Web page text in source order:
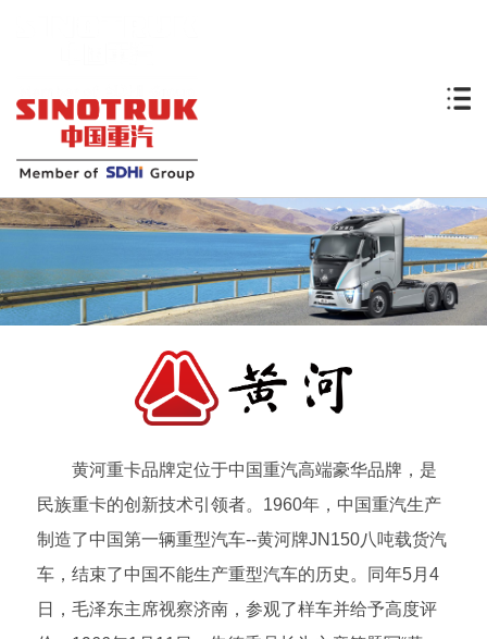
黄河重卡品牌定位于中国重汽高端豪华品牌，是
民族重卡的创新技术引领者。1960年，中国重汽生产
制造了中国第一辆重型汽车--黄河牌JN150八吨载货汽
车，结束了中国不能生产重型汽车的历史。同年5月4
日，毛泽东主席视察济南，参观了样车并给予高度评